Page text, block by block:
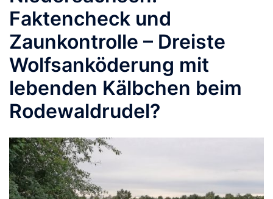
Faktencheck und
Zaunkontrolle – Dreiste
Wolfsanköderung mit
lebenden Kälbchen beim
Rodewaldrudel?